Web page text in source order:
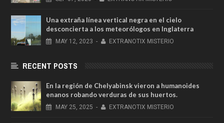
Una extraña línea vertical negra en el cielo
desconcierta a los meteorólogos en Inglaterra
MAY 12, 2023 - EXTRANOTIX MISTERIO
RECENT POSTS
En la región de Chelyabinsk vieron a humanoides
enanos robando verduras de sus huertos.
MAY 25, 2025 - EXTRANOTIX MISTERIO